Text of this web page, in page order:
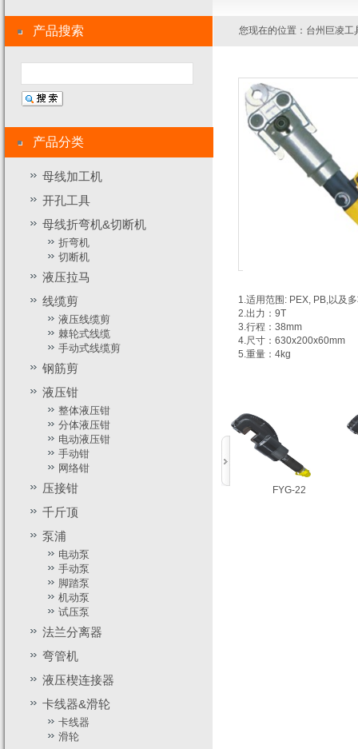
您现在的位置： 台州巨凌工
1.适用范围: PEX, PB,以及
2.出力：9T
3.行程：38mm
4.尺寸：630x200x60mm
5.重量：4kg
产品搜索
产品分类
母线加工机
开孔工具
母线折弯机&切断机
折弯机
切断机
液压拉马
线缆剪
液压线缆剪
棘轮式线缆
手动式线缆剪
钢筋剪
液压钳
整体液压钳
分体液压钳
电动液压钳
手动钳
网络钳
压接钳
千斤顶
泵浦
电动泵
手动泵
脚踏泵
机动泵
试压泵
法兰分离器
弯管机
液压楔连接器
卡线器&滑轮
卡线器
滑轮
YG-16 FYG-22
YG-16